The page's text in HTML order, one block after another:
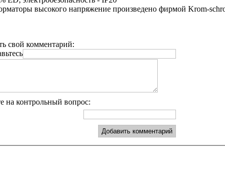
высокого напряжение произведено фирмой Krom-
свой комментарий:
на контрольный вопрос: